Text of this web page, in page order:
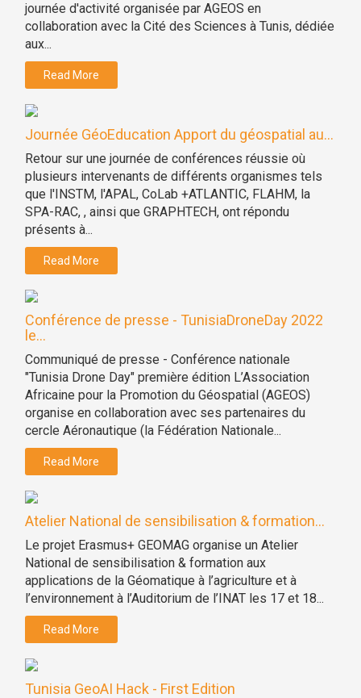
journée d'activité organisée par AGEOS en
collaboration avec la Cité des Sciences à Tunis, dédiée
aux...
Read More
Journée GéoEducation Apport du géospatial au...
Retour sur une journée de conférences réussie où
plusieurs intervenants de différents organismes tels
que l'INSTM, l'APAL, CoLab +ATLANTIC, FLAHM, la
SPA-RAC, , ainsi que GRAPHTECH, ont répondu
présents à...
Read More
Conférence de presse - TunisiaDroneDay 2022
le...
Communiqué de presse - Conférence nationale
"Tunisia Drone Day" première édition L’Association
Africaine pour la Promotion du Géospatial (AGEOS)
organise en collaboration avec ses partenaires du
cercle Aéronautique (la Fédération Nationale...
Read More
Atelier National de sensibilisation & formation...
Le projet Erasmus+ GEOMAG organise un Atelier
National de sensibilisation & formation aux
applications de la Géomatique à l’agriculture et à
l’environnement à l’Auditorium de l’INAT les 17 et 18...
Read More
Tunisia GeoAI Hack - First Edition